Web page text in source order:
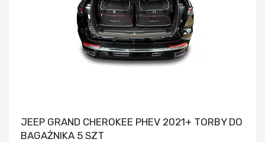
JEEP GRAND CHEROKEE PHEV 2021+ TORBY DO
BAGAŻNIKA 5 SZT